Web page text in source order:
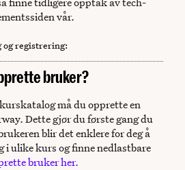
vår.
og registrering:
bruker?
må du opprette en
Dette gjør du første gang du
blir det enklere for deg å
i ulike kurs og finne nedlastbare
bruker her.